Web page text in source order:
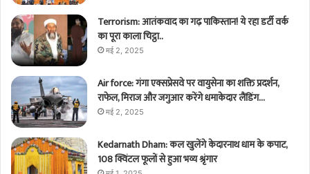
Terrorism: आतंकवाद का गढ़ पाकिस्तान! ये रहा डर्टी वर्क
का पूरा काला चिट्ठा..
मई 2, 2025
Air force: गंगा एक्सप्रेसवे पर वायुसेना का शक्ति प्रदर्शन,
राफेल, मिराज और जगुआर करेंगे धमाकेदार लैंडिंग…
मई 2, 2025
Kedarnath Dham: कल खुलेंगे केदारनाथ धाम के कपाट,
108 क्विंटल फूलों से हुआ भव्य श्रृंगार